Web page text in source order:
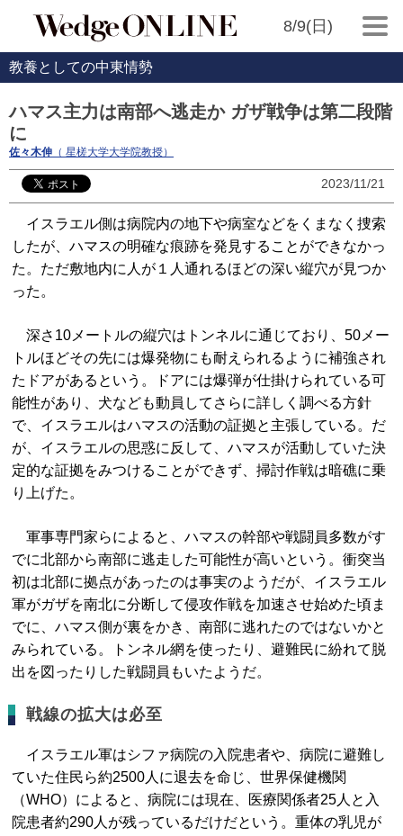
8/9(日)
教養としての中東情勢
ハマス主力は南部へ逃走か ガザ戦争は第二段階
に
佐々木伸 （ 星槎大学大学院教授）
2023/11/21
イスラエル側は病院内の地下や病室などをくまなく捜索
したが、ハマスの明確な痕跡を発見することができなかっ
た。ただ敷地内に人が１人通れるほどの深い縦穴が見つか
った。
深さ10メートルの縦穴はトンネルに通じており、50メー
トルほどその先には爆発物にも耐えられるように補強され
たドアがあるという。ドアには爆弾が仕掛けられている可
能性があり、犬なども動員してさらに詳しく調べる方針
で、イスラエルはハマスの活動の証拠と主張している。だ
が、イスラエルの思惑に反して、ハマスが活動していた決
定的な証拠をみつけることができず、掃討作戦は暗礁に乗
り上げた。
軍事専門家らによると、ハマスの幹部や戦闘員多数がす
でに北部から南部に逃走した可能性が高いという。衝突当
初は北部に拠点があったのは事実のようだが、イスラエル
軍がガザを南北に分断して侵攻作戦を加速させ始めた頃ま
でに、ハマス側が裏をかき、南部に逃れたのではないかと
みられている。トンネル網を使ったり、避難民に紛れて脱
出を図ったりした戦闘員もいたようだ。
戦線の拡大は必至
イスラエル軍はシファ病院の入院患者や、病院に避難し
ていた住民ら約2500人に退去を命じ、世界保健機関
（WHO）によると、病院には現在、医療関係者25人と入
院患者約290人が残っているだけだという。重体の乳児が